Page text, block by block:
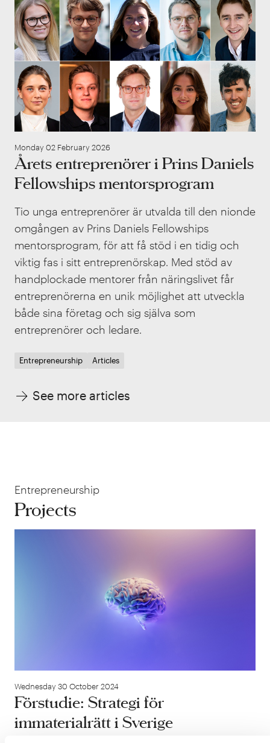
Monday 02 February 2026
Årets entreprenörer i Prins Daniels
Fellowships mentorsprogram
Tio unga entreprenörer är utvalda till den nionde
omgången av Prins Daniels Fellowships
mentorsprogram, för att få stöd i en tidig och
viktig fas i sitt entreprenörskap. Med stöd av
handplockade mentorer från näringslivet får
entreprenörerna en unik möjlighet att utveckla
både sina företag och sig själva som
entreprenörer och ledare.
Entrepreneurship Articles
See more articles
Entrepreneurship
Projects
Wednesday 30 October 2024
Förstudie: Strategi för
immaterialrätt i Sverige